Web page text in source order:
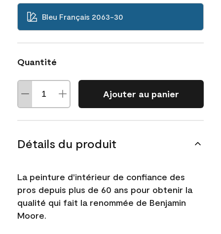
Bleu Français 2063-30
Quantité
Ajouter au panier
Détails du produit
La peinture d'intérieur de confiance des
pros depuis plus de 60 ans pour obtenir la
qualité qui fait la renommée de Benjamin
Moore.